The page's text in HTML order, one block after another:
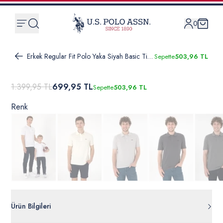
0
Erkek Regular Fit Polo Yaka Siyah Basic Tişört Sepette503,96 TL
1.399,95 TL699,95 TLSepette503,96 TL
Renk
Ürün Bilgileri